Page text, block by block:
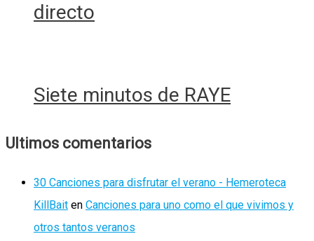
directo
Siete minutos de RAYE
Ultimos comentarios
30 Canciones para disfrutar el verano - Hemeroteca
KillBait en Canciones para uno como el que vivimos y
otros tantos veranos